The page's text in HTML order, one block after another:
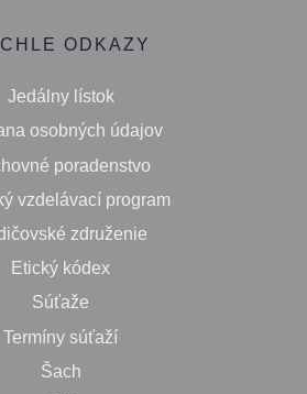
ODKAZY
Jedálny lístok
osobných údajov
poradenstvo
vzdelávací program
združenie
Etický kódex
Súťaže
Termíny súťaží
Šach